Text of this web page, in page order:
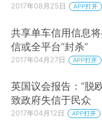
2017年08月25日 APP打开
共享单车信用信息
信或全平台“封杀”
2017年04月27日 APP打开
英国议会报告：“脱
致政府失信于民众
2017年04月12日 APP打开